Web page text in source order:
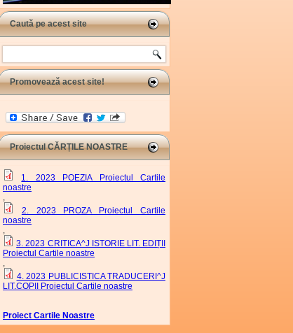
Caută pe acest site
Search
Promovează acest site!
Proiectul CĂRȚILE NOASTRE
1. 2023 POEZIA Proiectul Cartile
noastre
,
2. 2023 PROZA Proiectul Cartile
noastre
,
3. 2023 CRITICA^J ISTORIE LIT. EDIȚII
Proiectul Cartile noastre
,
4. 2023 PUBLICISTICA TRADUCERI^J
LIT.COPII Proiectul Cartile noastre
Proiect Cartile Noastre